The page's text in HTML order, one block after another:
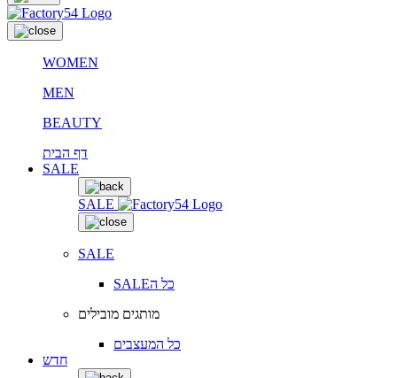
WOMEN
MEN
BEAUTY
דף הבית
SALE
SALE
SALE
SALEכל ה
מותגים מובילים
כל המעצבים
חדש